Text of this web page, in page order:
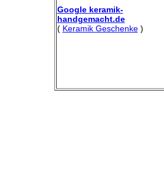
Google keramik-
handgemacht.de
( Keramik Geschenke)